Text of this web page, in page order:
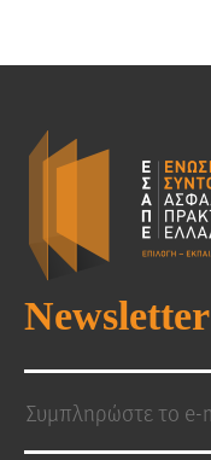
Newsletter